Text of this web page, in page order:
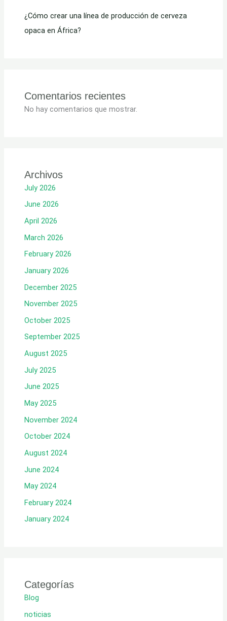
¿Cómo crear una línea de producción de cerveza
opaca en África?
Comentarios recientes
No hay comentarios que mostrar.
Archivos
July 2026
June 2026
April 2026
March 2026
February 2026
January 2026
December 2025
November 2025
October 2025
September 2025
August 2025
July 2025
June 2025
May 2025
November 2024
October 2024
August 2024
June 2024
May 2024
February 2024
January 2024
Categorías
Blog
noticias